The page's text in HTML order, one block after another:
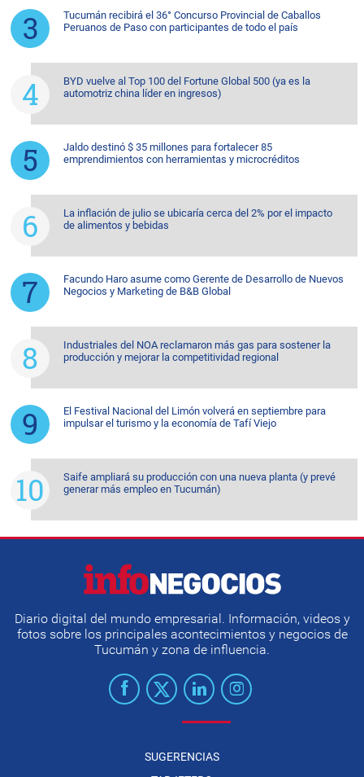
Tucumán recibirá el 36° Concurso Provincial de Caballos
Peruanos de Paso con participantes de todo el país
BYD vuelve al Top 100 del Fortune Global 500 (ya es la
automotriz china líder en ingresos)
Jaldo destinó $ 35 millones para fortalecer 85
emprendimientos con herramientas y microcréditos
La inflación de julio se ubicaría cerca del 2% por el impacto
de alimentos y bebidas
Facundo Haro asume como Gerente de Desarrollo de Nuevos
Negocios y Marketing de B&B Global
Industriales del NOA reclamaron más gas para sostener la
producción y mejorar la competitividad regional
El Festival Nacional del Limón volverá en septiembre para
impulsar el turismo y la economía de Tafí Viejo
Saife ampliará su producción con una nueva planta (y prevé
generar más empleo en Tucumán)
Diario digital del mundo empresarial. Información, videos y
fotos sobre los principales acontecimientos y negocios de
Tucumán y zona de influencia.
SUGERENCIAS